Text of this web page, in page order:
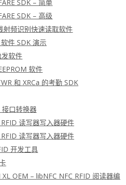
SDK – 简单
SDK – 高级
射频识别快速读取软件
件 SDK 演示
软件
软件
和 XRCa 的考勤 SDK
接口转换器
读写器写入器硬件
读写器写入器硬件
开发工具
OEM – libNFC NFC RFID 阅读器编